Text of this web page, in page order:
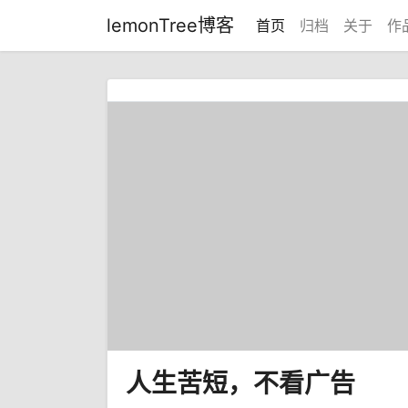
lemonTree博客 首页 归档 关于 作
人生苦短，不看广告